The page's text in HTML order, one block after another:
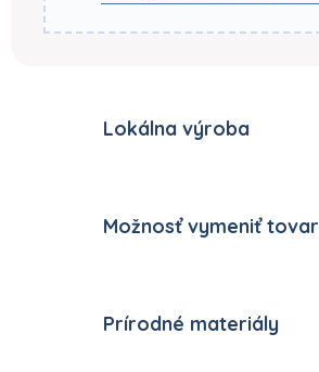
Lokálna výroba
Možnosť vymeniť tovar
Prírodné materiály